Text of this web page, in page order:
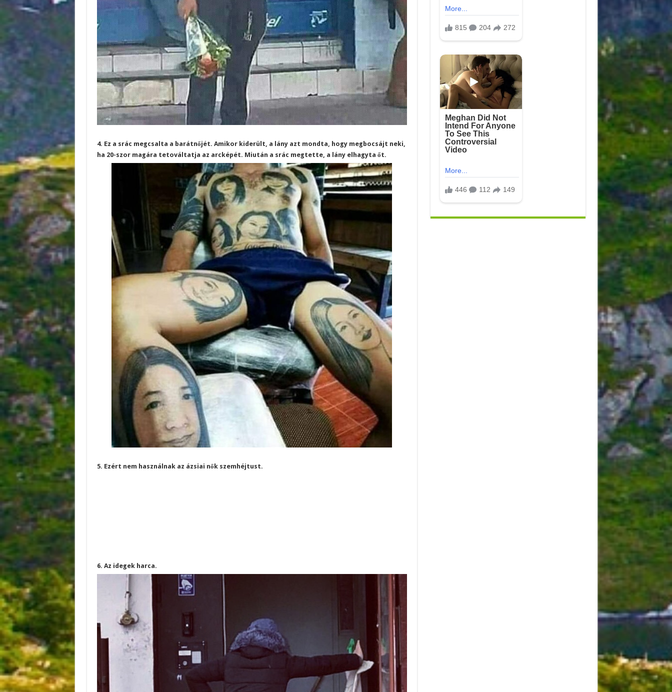
4. Ez a srác megcsalta a barátnőjét. Amikor kiderült, a lány azt mondta, hogy megbocsájt neki,
ha 20-szor magára tetováltatja az arcképét. Miután a srác megtette, a lány elhagyta őt.
5. Ezért nem használnak az ázsiai nők szemhéjtust.
6. Az idegek harca.